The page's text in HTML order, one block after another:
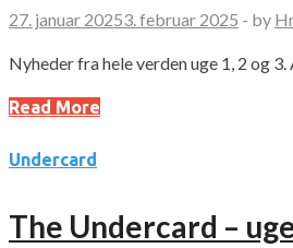
27. januar 20253. februar 2025 - by
Nyheder fra hele verden uge 1, 2 og
Read More
Undercard
The Undercard –